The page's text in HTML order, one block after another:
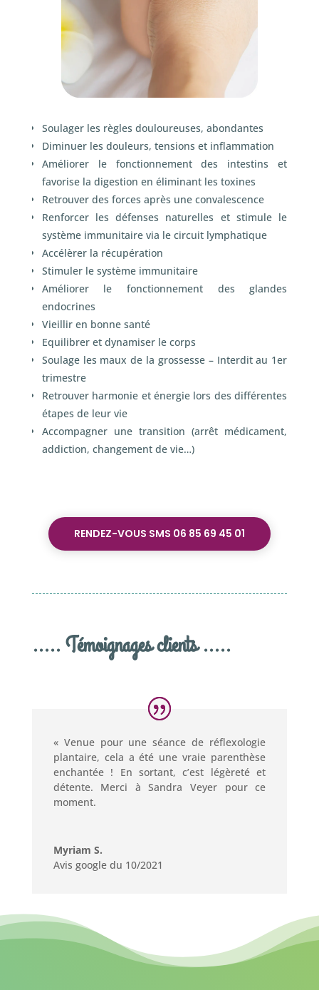
Soulager les règles douloureuses, abondantes
Diminuer les douleurs, tensions et inflammation
Améliorer le fonctionnement des intestins et
favorise la digestion en éliminant les toxines
Retrouver des forces après une convalescence
Renforcer les défenses naturelles et stimule le
système immunitaire via le circuit lymphatique
Accélèrer la récupération
Stimuler le système immunitaire
Améliorer le fonctionnement des glandes
endocrines
Vieillir en bonne santé
Equilibrer et dynamiser le corps
Soulage les maux de la grossesse – Interdit au 1er
trimestre
Retrouver harmonie et énergie lors des différentes
étapes de leur vie
Accompagner une transition (arrêt médicament,
addiction, changement de vie…)
RENDEZ-VOUS SMS 06 85 69 45 01
..... Témoignages clients .....
« Venue pour une séance de réflexologie
plantaire, cela a été une vraie parenthèse
enchantée ! En sortant, c’est légèreté et
détente. Merci à Sandra Veyer pour ce
moment.
Myriam S.
Avis google du 10/2021